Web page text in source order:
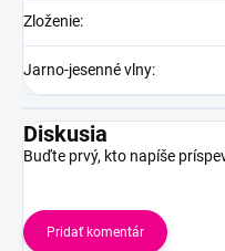
Zloženie:
Jarno-jesenné vlny:
Diskusia
Buďte prvý, kto napíše
Pridať komentár